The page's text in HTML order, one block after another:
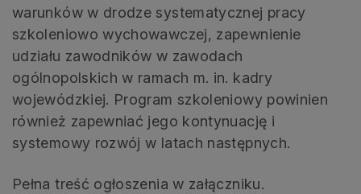
warunków w drodze systematycznej pracy
szkoleniowo wychowawczej, zapewnienie
udziału zawodników w zawodach
ogólnopolskich w ramach m. in. kadry
wojewódzkiej. Program szkoleniowy powinien
również zapewniać jego kontynuację i
systemowy rozwój w latach następnych.
Pełna treść ogłoszenia w załączniku.